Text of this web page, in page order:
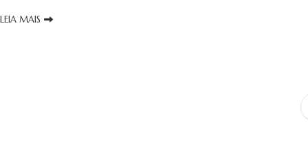
LEIA MAIS